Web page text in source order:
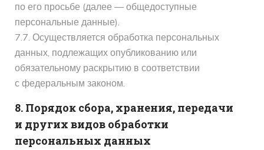
по его просьбе (далее — общедоступные
персональные данные).
7.7. Осуществляется обработка персональных
данных, подлежащих опубликованию или
обязательному раскрытию в соответствии
с федеральным законом.
8. Порядок сбора, хранения, передачи
и других видов обработки
персональных данных